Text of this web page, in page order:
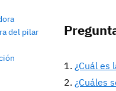
del pilar
¿Cuál es
¿Cuáles